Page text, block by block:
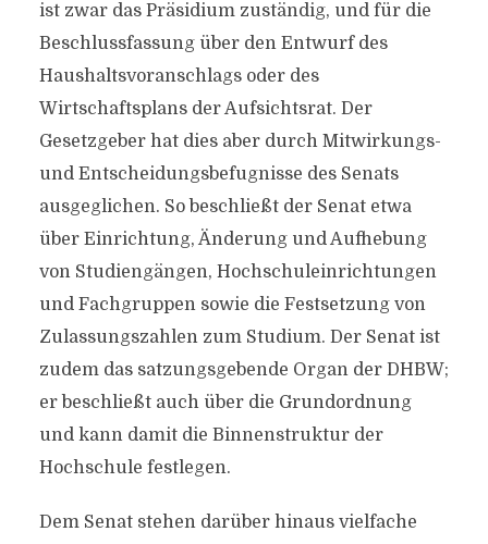
ist zwar das Präsidium zuständig, und für die
Beschlussfassung über den Entwurf des
Haushaltsvoranschlags oder des
Wirtschaftsplans der Aufsichtsrat. Der
Gesetzgeber hat dies aber durch Mitwirkungs-
und Entscheidungsbefugnisse des Senats
ausgeglichen. So beschließt der Senat etwa
über Einrichtung, Änderung und Aufhebung
von Studiengängen, Hochschuleinrichtungen
und Fachgruppen sowie die Festsetzung von
Zulassungszahlen zum Studium. Der Senat ist
zudem das satzungsgebende Organ der DHBW;
er beschließt auch über die Grundordnung
und kann damit die Binnenstruktur der
Hochschule festlegen.
Dem Senat stehen darüber hinaus vielfache